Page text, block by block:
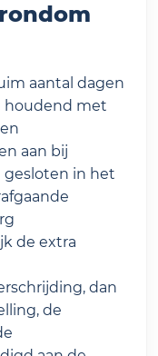
aantal dagen
houdend met
aan bij
in het
de extra
dan
de